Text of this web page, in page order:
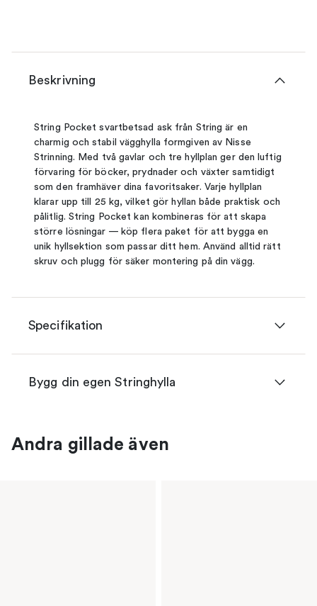
Beskrivning
String Pocket svartbetsad ask från String är en
charmig och stabil vägghylla formgiven av Nisse
Strinning. Med två gavlar och tre hyllplan ger den luftig
förvaring för böcker, prydnader och växter samtidigt
som den framhäver dina favoritsaker. Varje hyllplan
klarar upp till 25 kg, vilket gör hyllan både praktisk och
pålitlig. String Pocket kan kombineras för att skapa
större lösningar — köp flera paket för att bygga en
unik hyllsektion som passar ditt hem. Använd alltid rätt
skruv och plugg för säker montering på din vägg.
Specifikation
Bygg din egen Stringhylla
Andra gillade även